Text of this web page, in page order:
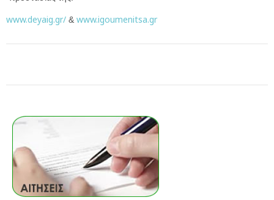
www.deyaig.gr/ & www.igoumenitsa.gr